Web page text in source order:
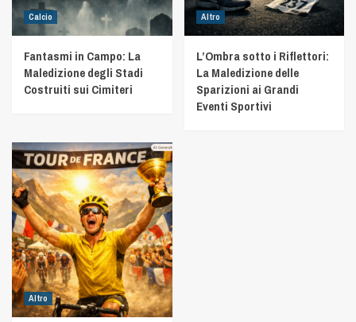
Calcio
Fantasmi in Campo: La
Maledizione degli Stadi
Costruiti sui Cimiteri
Altro
L’Ombra sotto i Riflettori:
La Maledizione delle
Sparizioni ai Grandi
Eventi Sportivi
Altro